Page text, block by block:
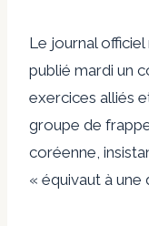
Le journal
publié mardi un
exercices alliés
groupe de
coréenne,
« équivaut à